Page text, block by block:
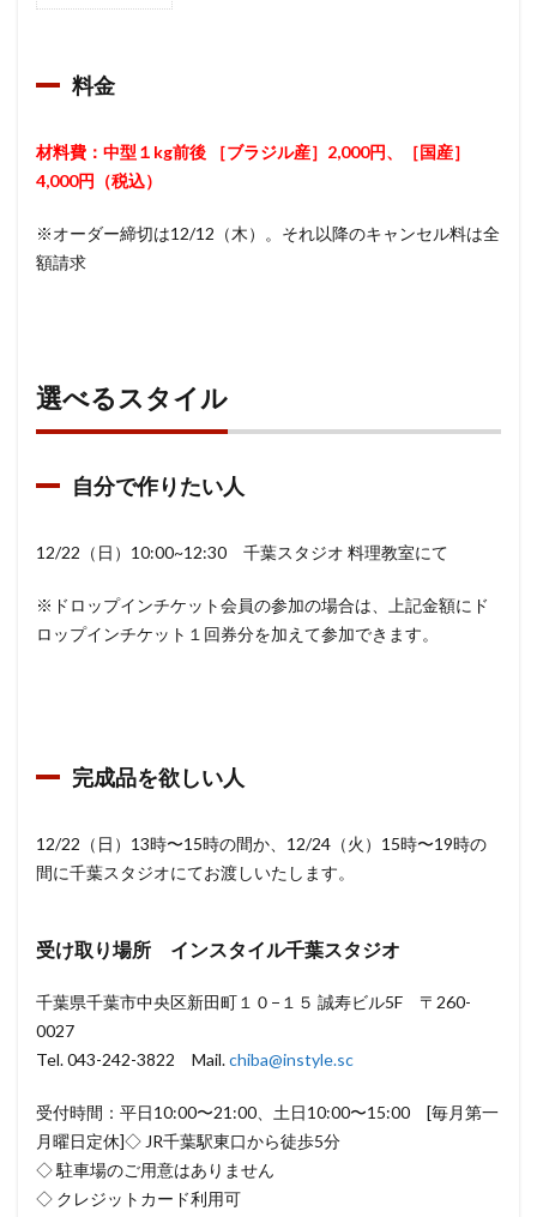
0.1
1
タイ
ル
1.1
自分
完成
品を
い人
受け取
所 イ
イル千
料金
材料費：中型１kg前後 ［ブラジル産］2,000円、［国産］
4,000円（税込）
※オーダー締切は12/12（木）。それ以降のキャンセル料は全
額請求
選べるスタイル
自分で作りたい人
12/22（日）10:00~12:30 千葉スタジオ 料理教室にて
※ドロップインチケット会員の参加の場合は、上記金額にド
ロップインチケット１回券分を加えて参加できます。
完成品を欲しい人
12/22（日）13時〜15時の間か、12/24（火）15時〜19時の
間に千葉スタジオにてお渡しいたします。
受け取り場所 インスタイル千葉スタジオ
千葉県千葉市中央区新田町１０−１５ 誠寿ビル5F 〒260-
0027
Tel. 043-242-3822 Mail.chiba@instyle.sc
受付時間：平日10:00〜21:00、土日10:00〜15:00 [毎月第一
月曜日定休]◇ JR千葉駅東口から徒歩5分
◇ 駐車場のご用意はありません
◇ クレジットカード利用可